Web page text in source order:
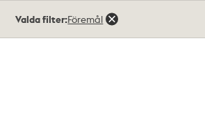
träffar
Valda filter:Föremål